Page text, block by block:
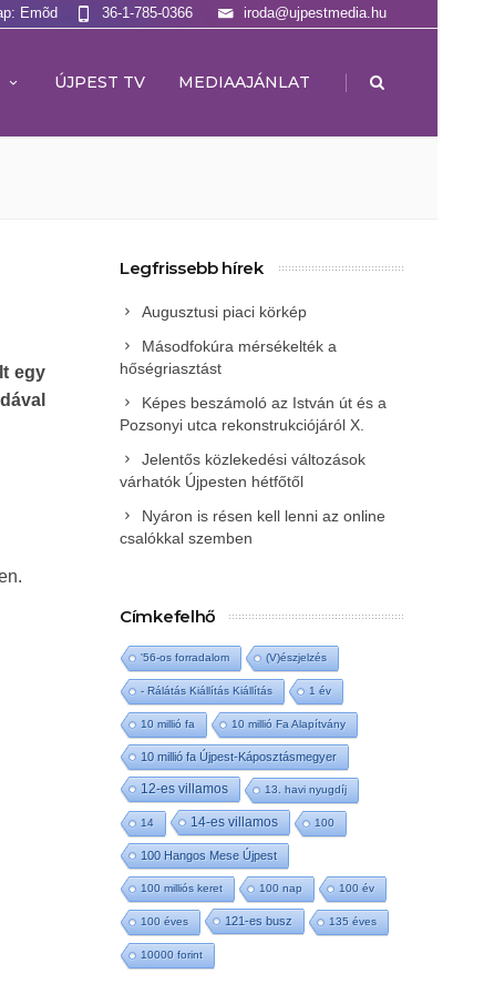
Emõd iroda@ujpestmedia.hu
36-1-785-0366
ÚJPEST TV MEDIAAJÁNLAT |
egy
Legfrissebb hírek
Augusztusi piaci körkép
Másodfokúra mérsékelték a
hőségriasztást
Képes beszámoló az István út és a
Pozsonyi utca rekonstrukciójáról X.
Jelentős közlekedési változások
várhatók Újpesten hétfőtől
Nyáron is résen kell lenni az online
csalókkal szemben
Címkefelhő
'56-os forradalom (V)észjelzés
- Rálátás Kiállítás Kiállítás 1 év
10 millió fa 10 millió Fa Alapítvány
10 millió fa Újpest-Káposztásmegyer
12-es villamos 13. havi nyugdíj
14 14-es villamos 100
100 Hangos Mese Újpest
100 milliós keret 100 nap 100 év
100 éves 121-es busz 135 éves
10000 forint